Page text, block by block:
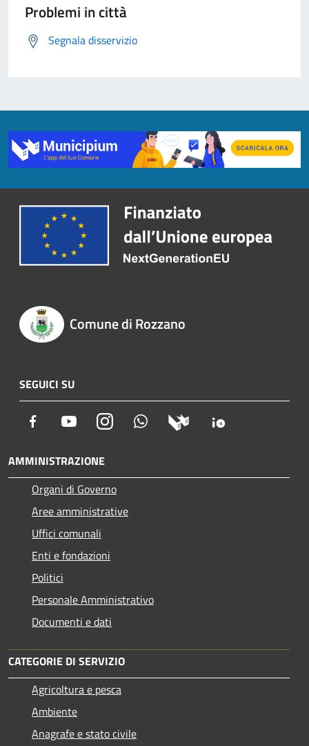
Problemi in città
Segnala disservizio
Comune di Rozzano
SEGUICI SU
Facebook YoutubeInstagram Whatsapp
AMMINISTRAZIONE
Organi di Governo
Aree amministrative
Uffici comunali
Enti e fondazioni
Politici
Personale Amministrativo
Documenti e dati
CATEGORIE DI SERVIZIO
Agricoltura e pesca
Ambiente
Anagrafe e stato civile